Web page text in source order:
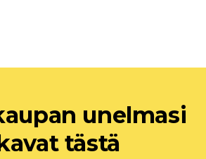
unelmasi
tästä